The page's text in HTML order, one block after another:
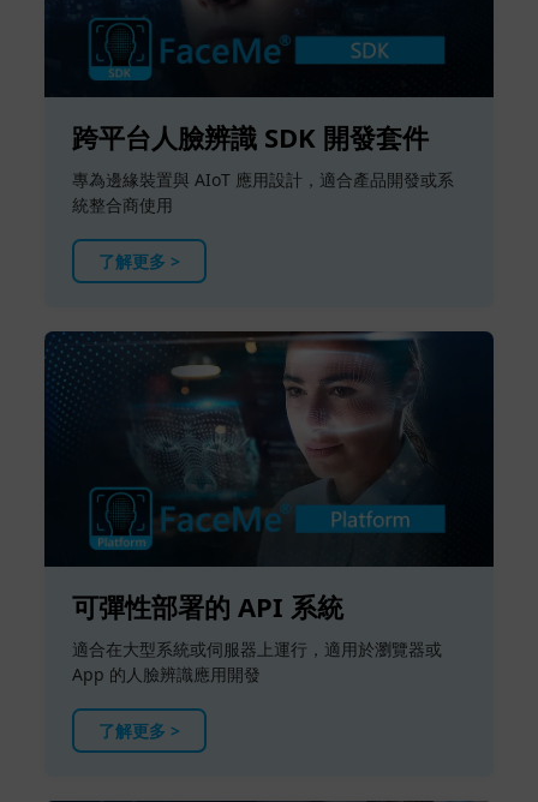
跨平台人臉辨識 SDK 開發套件
專為邊緣裝置與 AIoT 應用設計，適合產品開發或系
統整合商使用
了解更多 >
可彈性部署的 API 系統
適合在大型系統或伺服器上運行，適用於瀏覽器或
App 的人臉辨識應用開發
了解更多 >